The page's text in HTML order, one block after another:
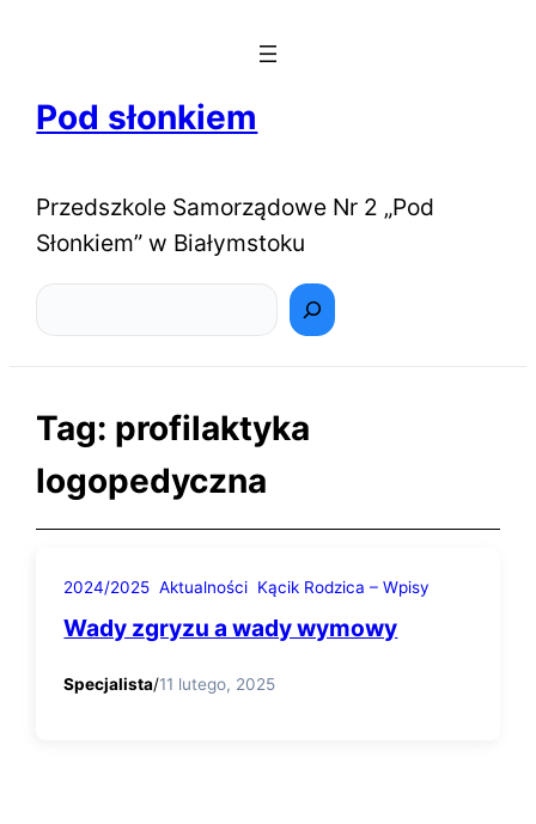
Pod słonkiem
Przedszkole Samorządowe Nr 2 „Pod
Słonkiem” w Białymstoku
Tag: profilaktyka
logopedyczna
2024/2025 Aktualności Kącik Rodzica – Wpisy
Wady zgryzu a wady wymowy
Specjalista/11 lutego, 2025